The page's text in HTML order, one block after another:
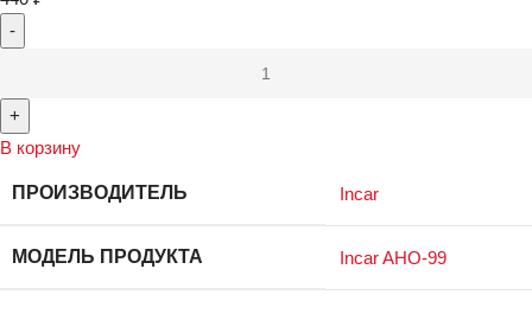
В корзину
ПРОИЗВОДИТЕЛЬ Incar
МОДЕЛЬ ПРОДУКТА Incar AHO-99